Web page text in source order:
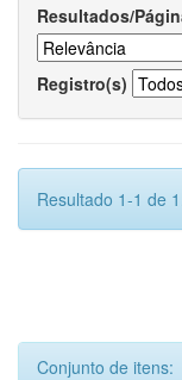
Resultados/
Registro(s)
Resultado 1-1 de
Conjunto de itens: